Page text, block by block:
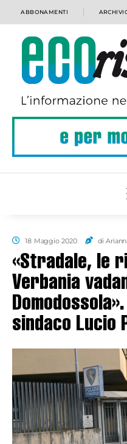
ABBONAMENTI
18 Maggio 2020 di
«Stradale, le
Verbania
sindaco Lucio